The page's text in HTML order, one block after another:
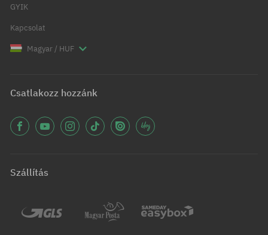
GYIK
Kapcsolat
Magyar / HUF
Csatlakozz hozzánk
Szállítás